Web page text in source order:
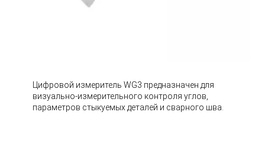
Цифровой измеритель WG3 предназначен для
визуально-измерительного контроля углов,
параметров стыкуемых деталей и сварного шва.